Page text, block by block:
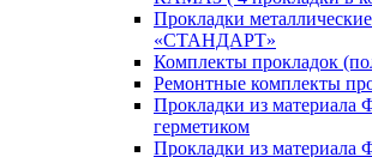
Прокладки
«СТАНДАРТ»
Комплекты прокладок
Ремонтные комплекты
Прокладки из
герметиком
Прокладки из